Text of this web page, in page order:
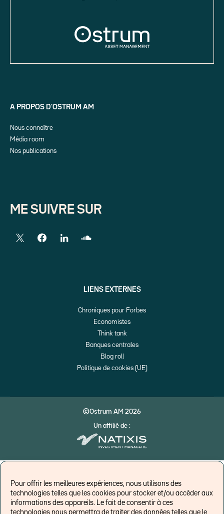
Pour offrir les meilleures expériences, nous utilisons des
technologies telles que les cookies pour stocker et/ou accéder aux
informations des appareils. Le fait de consentir à ces
technologies nous permettra de traiter des données telles que le
A PROPOS D’OSTRUM AM
Nous connaître
Média room
Nos publications
ME SUIVRE SUR
LIENS EXTERNES
Chroniques pour Forbes
Economistes
Think tank
Banques centrales
Blog roll
Politique de cookies (UE)
©Ostrum AM 2026
Un affilié de :